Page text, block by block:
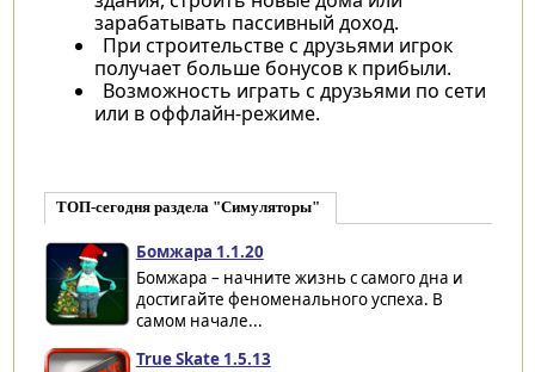
зарабатывать пассивный доход.
При строительстве с друзьями игрок
получает больше бонусов к прибыли.
Возможность играть c друзьями по сети
или в оффлайн-режиме.
ТОП-сегодня раздела "Симуляторы"
Бомжара 1.1.20
Бомжара – начните жизнь с самого дна и
достигайте феноменального успеха. В
самом начале...
True Skate 1.5.13